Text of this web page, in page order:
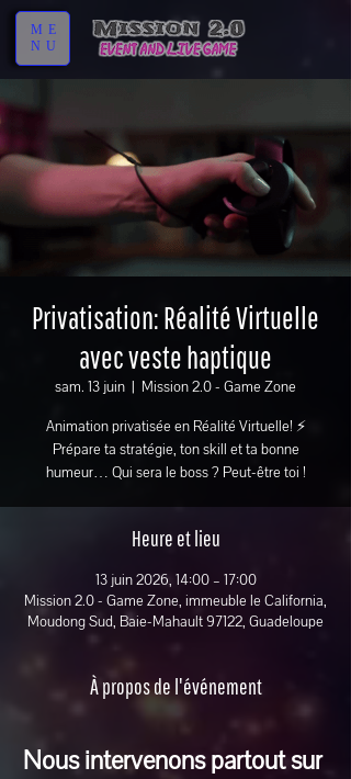
ME
NU
Privatisation: Réalité Virtuelle
avec veste haptique
sam. 13 juin
  |
Mission 2.0 - Game Zone
Animation privatisée en Réalité Virtuelle! ⚡
Prépare ta stratégie, ton skill et ta bonne
humeur… Qui sera le boss ? Peut-être toi !
Heure et lieu
13 juin 2026, 14:00 – 17:00
Mission 2.0 - Game Zone, immeuble le California,
Moudong Sud, Baie-Mahault 97122, Guadeloupe
À propos de l'événement
Nous intervenons partout sur